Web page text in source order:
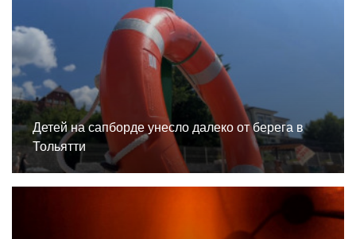
Детей на сапборде унесло далеко от берега в
Тольятти